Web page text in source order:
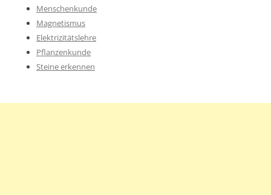
Menschenkunde
Magnetismus
Elektrizitätslehre
Pflanzenkunde
Steine erkennen